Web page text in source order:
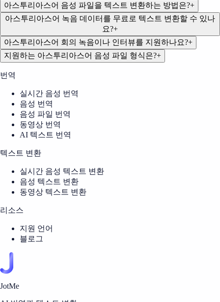
아스투리아스어 음성 파일을 텍스트 변환하는 방법은?+
아스투리아스어 녹음 데이터를 무료로 텍스트 변환할 수 있나
요?+
아스투리아스어 회의 녹음이나 인터뷰를 지원하나요?+
지원하는 아스투리아스어 음성 파일 형식은?+
번역
실시간 음성 번역
음성 번역
음성 파일 번역
동영상 번역
AI 텍스트 번역
텍스트 변환
실시간 음성 텍스트 변환
음성 텍스트 변환
동영상 텍스트 변환
리소스
지원 언어
블로그
JotMe